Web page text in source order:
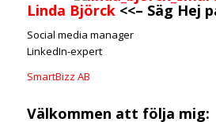
Linda Björck<<– Säg Hej
Social media manager
LinkedIn-expert
SmartBizz AB
Välkommen att följa mig: